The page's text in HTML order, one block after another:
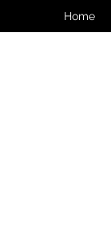
Home